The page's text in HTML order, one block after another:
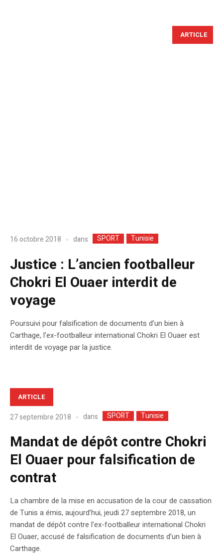
ARTICLE
16 octobre 2018 dans SPORT Tunisie
Justice : L’ancien footballeur
Chokri El Ouaer interdit de
voyage
Poursuivi pour falsification de documents d’un bien à
Carthage, l’ex-footballeur international Chokri El Ouaer est
interdit de voyage par la justice.
ARTICLE
27 septembre 2018 dans SPORT Tunisie
Mandat de dépôt contre Chokri
El Ouaer pour falsification de
contrat
La chambre de la mise en accusation de la cour de cassation
de Tunis a émis, aujourd’hui, jeudi 27 septembre 2018, un
mandat de dépôt contre l’ex-footballeur international Chokri
El Ouaer, accusé de falsification de documents d’un bien à
Carthage.